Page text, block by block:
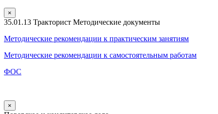
×
35.01.13 Тракторист Методические документы
Методические рекомендации к практическим занятиям
Методические рекомендации к самостоятельным работам
ФОС
×